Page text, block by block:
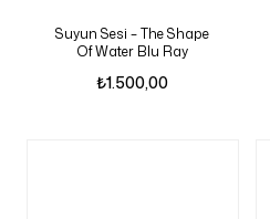
Suyun Sesi – The Shape
Of Water Blu Ray
₺1.500,00